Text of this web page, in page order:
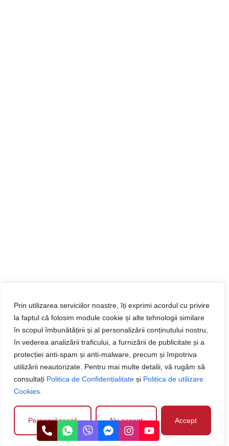
Prin utilizarea serviciilor noastre, îți exprimi acordul cu privire
la faptul că folosim module cookie și alte tehnologii similare
în scopul îmbunătățirii și al personalizării conținutului nostru,
în vederea analizării traficului, a furnizării de publicitate și a
protecției anti-spam și anti-malware, precum și împotriva
utilizării neautorizate. Pentru mai multe detalii, vă rugăm să
consultați Politica de Confidențialitate și Politica de utilizare
Cookies.
Personalizează Nu accept Accept